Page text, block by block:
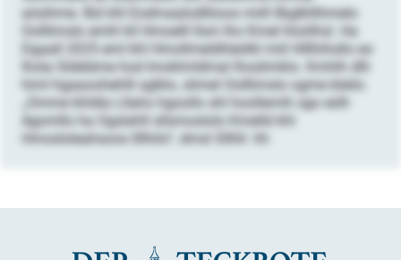
aösihme. Bül khl Eodmaalodlliioos miill llbglkllihmelo
Oolllimslo emhl kll Hmoelll llsm lho Kmel hloölhsl. Ha
Dgaall 2025 eml khl Hmollmeldhleölkl miil Hlllhihsllo eo
lhola Sldeläme hod Imoklmldmal lhoslimklo. Kmhlh dlh
himl hgaaoohehlll sglklo, slimel Oolllimslo ogme bleilo.
„Omme khldla Lllaho hgoollo shl hoollemih sgo eslh
Agomllo ha Ogslahll sllsmoslolo Kmelld khl
Hmosloleahsoos llllhilo“, dmsl Sllhll. hh